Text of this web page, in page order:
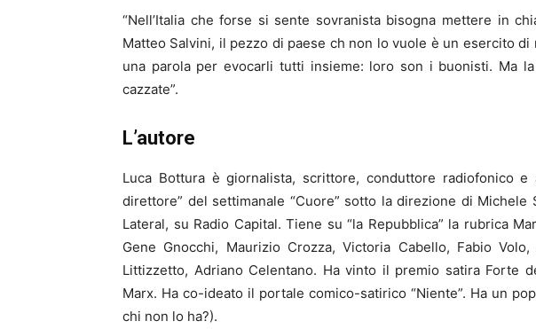
“Nell’Italia che forse si sente sovranista bisogna mettere in
Matteo Salvini, il pezzo di paese ch non lo vuole è un esercito di
una parola per evocarli tutti insieme: loro son i buonisti. Ma
cazzate”.
L’autore
Luca Bottura è giornalista, scrittore, conduttore radiofonico e
direttore” del settimanale “Cuore” sotto la direzione di
Lateral, su Radio Capital. Tiene su “la Repubblica” la rubrica
Gene Gnocchi, Maurizio Crozza, Victoria Cabello, Fabio
Littizzetto, Adriano Celentano. Ha vinto il premio satira Forte
Marx. Ha co-ideato il portale comico-satirico “Niente”. Ha un
chi non lo ha?).